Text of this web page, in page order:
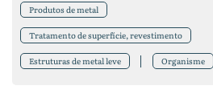
Produtos de metal
Tratamento de superfície, revestimento
Estruturas de metal leve Organisme